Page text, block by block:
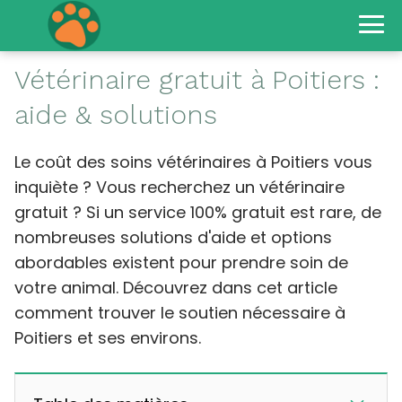
Vétérinaire gratuit à Poitiers :
aide & solutions
Le coût des soins vétérinaires à Poitiers vous
inquiète ? Vous recherchez un vétérinaire
gratuit ? Si un service 100% gratuit est rare, de
nombreuses solutions d'aide et options
abordables existent pour prendre soin de
votre animal. Découvrez dans cet article
comment trouver le soutien nécessaire à
Poitiers et ses environs.